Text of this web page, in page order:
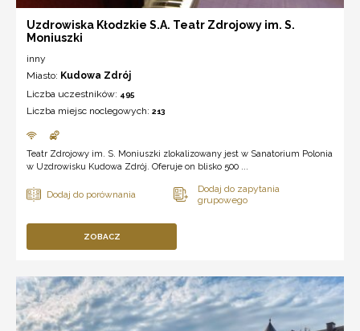
Uzdrowiska Kłodzkie S.A. Teatr Zdrojowy im. S.
Moniuszki
inny
Miasto: Kudowa Zdrój
Liczba uczestników: 495
Liczba miejsc noclegowych: 213
Teatr Zdrojowy im. S. Moniuszki zlokalizowany jest w Sanatorium Polonia
w Uzdrowisku Kudowa Zdrój. Oferuje on blisko 500 ...
ZOBACZ